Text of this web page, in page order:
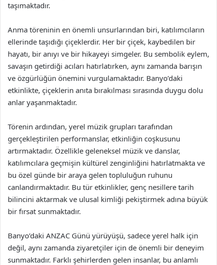
taşımaktadır.
Anma töreninin en önemli unsurlarından biri, katılımcıların
ellerinde taşıdığı çiçeklerdir. Her bir çiçek, kaybedilen bir
hayatı, bir anıyı ve bir hikayeyi simgeler. Bu sembolik eylem,
savaşın getirdiği acıları hatırlatırken, aynı zamanda barışın
ve özgürlüğün önemini vurgulamaktadır. Banyo’daki
etkinlikte, çiçeklerin anıta bırakılması sırasında duygu dolu
anlar yaşanmaktadır.
Törenin ardından, yerel müzik grupları tarafından
gerçekleştirilen performanslar, etkinliğin coşkusunu
artırmaktadır. Özellikle geleneksel müzik ve danslar,
katılımcılara geçmişin kültürel zenginliğini hatırlatmakta ve
bu özel günde bir araya gelen topluluğun ruhunu
canlandırmaktadır. Bu tür etkinlikler, genç nesillere tarih
bilincini aktarmak ve ulusal kimliği pekiştirmek adına büyük
bir fırsat sunmaktadır.
Banyo’daki ANZAC Günü yürüyüşü, sadece yerel halk için
değil, aynı zamanda ziyaretçiler için de önemli bir deneyim
sunmaktadır. Farklı şehirlerden gelen insanlar, bu anlamlı